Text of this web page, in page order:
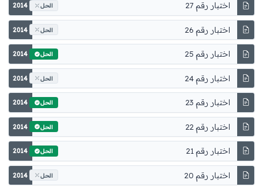
اختبار رقم 27 2014 الحل
اختبار رقم 26 2014 الحل
اختبار رقم 25 2014 الحل
اختبار رقم 24 2014 الحل
اختبار رقم 23 2014 الحل
اختبار رقم 22 2014 الحل
اختبار رقم 21 2014 الحل
اختبار رقم 20 2014 الحل